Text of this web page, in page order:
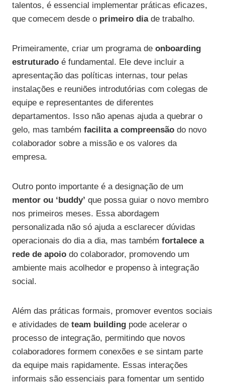
talentos, é essencial implementar práticas eficazes,
que comecem desde o primeiro diade trabalho.
Primeiramente, criar um programa de onboarding
estruturado é fundamental. Ele deve incluir a
apresentação das políticas internas, tour pelas
instalações e reuniões introdutórias com colegas de
equipe e representantes de diferentes
departamentos. Isso não apenas ajuda a quebrar o
gelo, mas também facilita a compreensão do novo
colaborador sobre a missão e os valores da
empresa.
Outro ponto importante é a designação de um
mentor ou ‘buddy’ que possa guiar o novo membro
nos primeiros meses. Essa abordagem
personalizada não só ajuda a esclarecer dúvidas
operacionais do dia a dia, mas também fortalece a
rede de apoio do colaborador, promovendo um
ambiente mais acolhedor e propenso à integração
social.
Além das práticas formais, promover eventos sociais
e atividades de team building pode acelerar o
processo de integração, permitindo que novos
colaboradores formem conexões e se sintam parte
da equipe mais rapidamente. Essas interações
informais são essenciais para fomentar um sentido